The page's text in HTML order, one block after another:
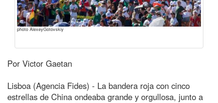
photo AlexeyGotovskiy
Por Victor Gaetan
Lisboa (Agencia Fides) - La bandera roja con cinco
estrellas de China ondeaba grande y orgullosa, junto a